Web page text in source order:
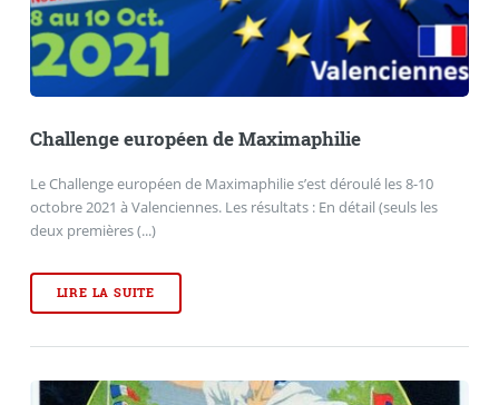
Challenge européen de Maximaphilie
Le Challenge européen de Maximaphilie s’est déroulé les 8-10
octobre 2021 à Valenciennes. Les résultats : En détail (seuls les
deux premières (...)
LIRE LA SUITE